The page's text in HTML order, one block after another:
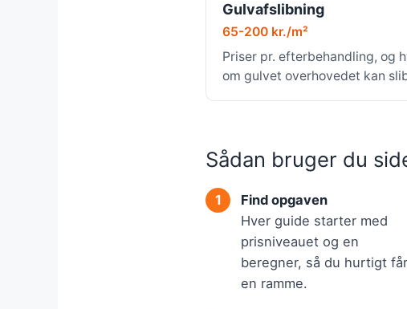
Gulvafslibning
65-200 kr./m²
Priser pr. efterbehandling, og
om gulvet overhovedet kan
Sådan bruger du
Find opgaven
Hver guide starter med
prisniveauet og en
beregner, så du hurtigt får
en ramme.